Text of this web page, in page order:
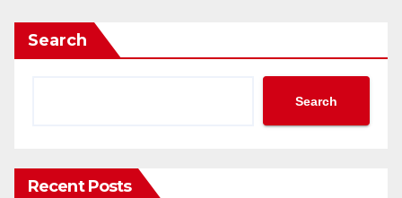
Search
Search
Recent Posts